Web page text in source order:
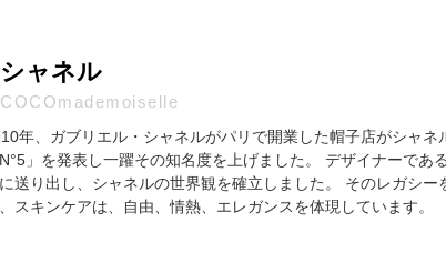
シャネル
COCOmademoiselle
年、ガブリエル・シャネルがパリで開業した帽子店がシャ
N°5」を発表し一躍その知名度を上げました。 デザイナーで
送り出し、シャネルの世界観を確立しました。 そのレガシ
スキンケアは、自由、情熱、エレガンスを体現しています。